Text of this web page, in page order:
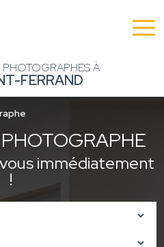
PHOTOGRAPHES À
FERRAND
immédiatement
!